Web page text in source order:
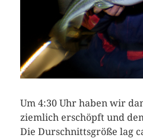
Um 4:30 Uhr haben wir
ziemlich erschöpft und
Die Durschnittsgröße lag